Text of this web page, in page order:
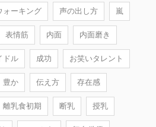
ォーキング 声の出し方 嵐
表情筋 内面 内面磨き
ドル 成功 お笑いタレント
豊か 伝え方 存在感
離乳食初期 断乳 授乳